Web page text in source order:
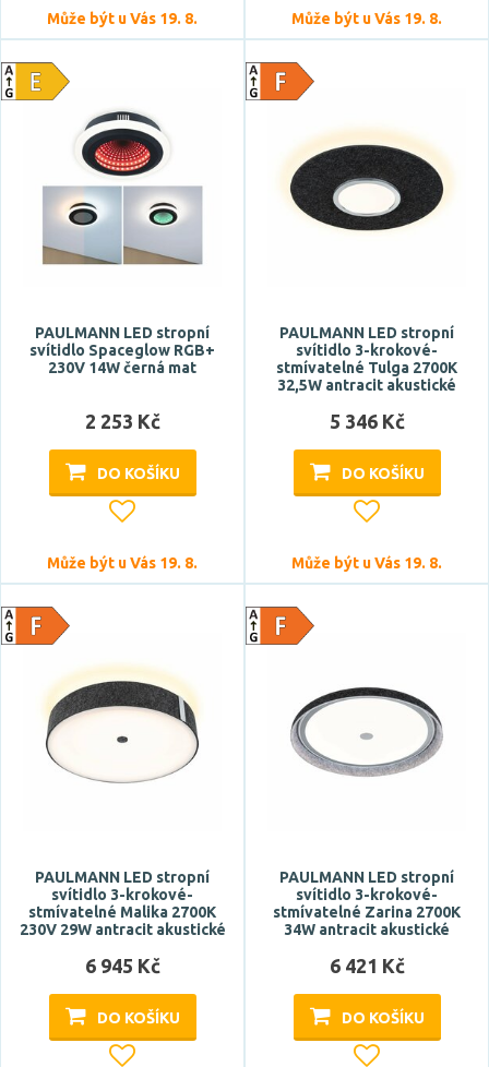
Může být u Vás 19. 8. Může být u Vás 19. 8.
PAULMANN LED stropní
svítidlo Spaceglow RGB+
230V 14W černá mat
2 253 Kč
DO KOŠÍKU
Může být u Vás 19. 8.
PAULMANN LED stropní
svítidlo 3-krokové-
stmívatelné Tulga 2700K
32,5W antracit akustické
5 346 Kč
DO KOŠÍKU
Může být u Vás 19. 8.
PAULMANN LED stropní
svítidlo 3-krokové-
stmívatelné Malika 2700K
230V 29W antracit akustické
6 945 Kč
DO KOŠÍKU
PAULMANN LED stropní
svítidlo 3-krokové-
stmívatelné Zarina 2700K
34W antracit akustické
6 421 Kč
DO KOŠÍKU